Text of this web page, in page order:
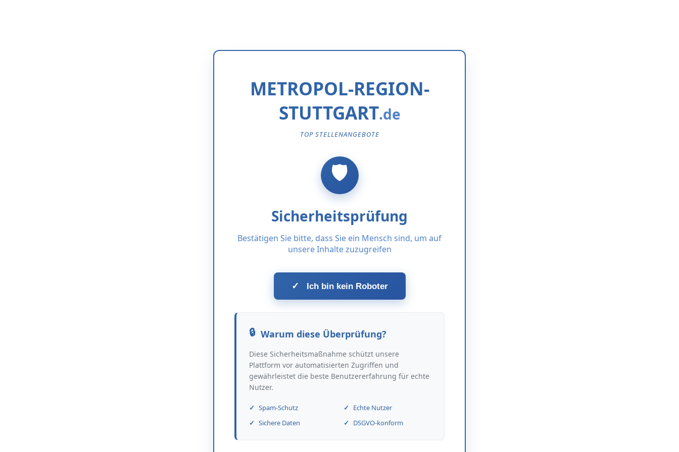
METROPOL-REGION-
STUTTGART
TOP STELLENANGEBOTE
Sicherheitsprüfung
Bestätigen Sie bitte, dass Sie ein Mensch sind, um auf
unsere Inhalte zuzugreifen
✓ Ich bin kein Roboter
Warum diese Überprüfung?
Diese Sicherheitsmaßnahme schützt unsere
Plattform vor automatisierten Zugriffen und
gewährleistet die beste Benutzererfahrung für echte
Nutzer.
Spam-Schutz
Echte Nutzer
Sichere Daten
DSGVO-konform